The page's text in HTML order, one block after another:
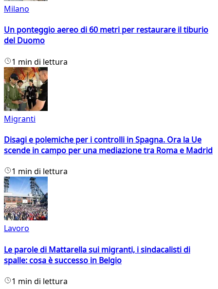
Milano
Un ponteggio aereo di 60 metri per restaurare il tiburio
del Duomo
1 min di lettura
Migranti
Disagi e polemiche per i controlli in Spagna. Ora la Ue
scende in campo per una mediazione tra Roma e Madrid
1 min di lettura
Lavoro
Le parole di Mattarella sui migranti, i sindacalisti di
spalle: cosa è successo in Belgio
1 min di lettura